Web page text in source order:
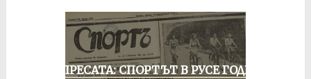
ОТ ПРЕСАТА: СПОРТЪТ В РУСЕ ГОДИНА